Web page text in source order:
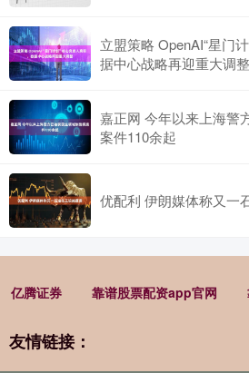
立盟策略 OpenAI“星门
据中心战略再迎重大调整
嘉正网 今年以来上海警
案件110余起
优配利 伊朗媒体称又一
亿腾证券 靠谱股票配资app官网
友情链接：